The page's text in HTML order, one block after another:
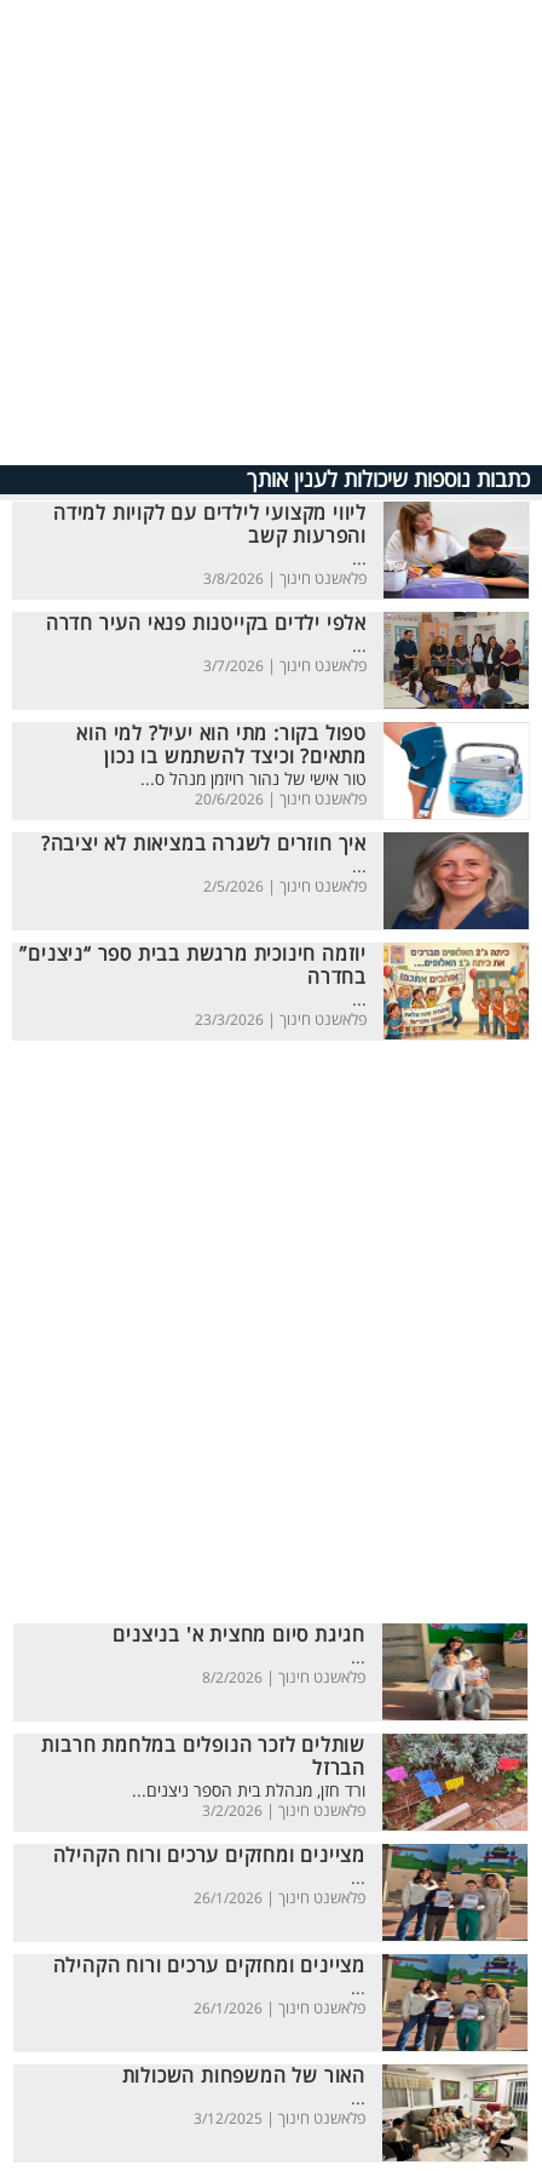
כתבות נוספות שיכולות לענין אותך
ליווי מקצועי לילדים עם לקויות למידה
והפרעות קשב
...
פלאשנט חינוך | 3/8/2026
אלפי ילדים בקייטנות פנאי העיר חדרה
...
פלאשנט חינוך | 3/7/2026
טפול בקור: מתי הוא יעיל? למי הוא
מתאים? וכיצד להשתמש בו נכון
טור אישי של נהור רויזמן מנהל ס...
פלאשנט חינוך | 20/6/2026
איך חוזרים לשגרה במציאות לא יציבה?
...
פלאשנט חינוך | 2/5/2026
יוזמה חינוכית מרגשת בבית ספר “ניצנים”
בחדרה
...
פלאשנט חינוך | 23/3/2026
חגיגת סיום מחצית א' בניצנים
...
פלאשנט חינוך | 8/2/2026
שותלים לזכר הנופלים במלחמת חרבות
הברזל
ורד חזן, מנהלת בית הספר ניצנים...
פלאשנט חינוך | 3/2/2026
מציינים ומחזקים ערכים ורוח הקהילה
...
פלאשנט חינוך | 26/1/2026
מציינים ומחזקים ערכים ורוח הקהילה
...
פלאשנט חינוך | 26/1/2026
האור של המשפחות השכולות
...
פלאשנט חינוך | 3/12/2025